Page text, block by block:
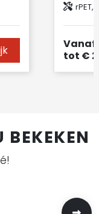
rPET,
Vanaf
tot €